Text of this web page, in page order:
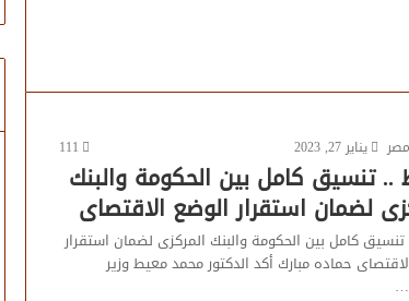
يناير 27, 2023 111
تنسيق كامل بين الحكومة والبنك
لضمان استقرار الوضع الاقتصاى
كامل بين الحكومة والبنك المركزى لضمان استقرار
حماده مبارك أكد الدكتور محمد معيط وزير